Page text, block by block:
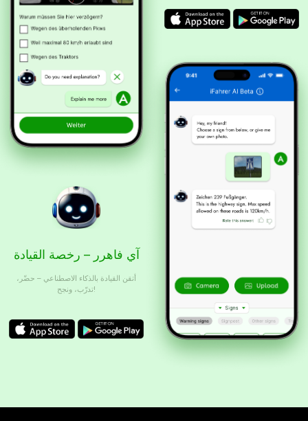
آي فاهرر – رخصة القيادة
أتقن القيادة بالذكاء الاصطناعي – حضّر،
تدرّب، ونجح!